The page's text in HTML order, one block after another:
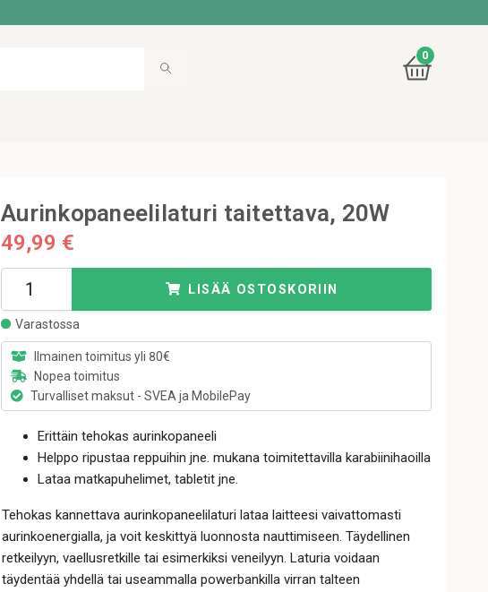
0
Aurinkopaneelilaturi taitettava, 20W
49,99 €
LISÄÄ OSTOSKORIIN
Varastossa
Ilmainen toimitus yli 80€
Nopea toimitus
Turvalliset maksut - SVEA ja MobilePay
Erittäin tehokas aurinkopaneeli
Helppo ripustaa reppuihin jne. mukana toimitettavilla karabiinihaoilla
Lataa matkapuhelimet, tabletit jne.
Tehokas kannettava aurinkopaneelilaturi lataa laitteesi vaivattomasti
aurinkoenergialla, ja voit keskittyä luonnosta nauttimiseen. Täydellinen
retkeilyyn, vaellusretkille tai esimerkiksi veneilyyn. Laturia voidaan
täydentää yhdellä tai useammalla powerbankilla virran talteen